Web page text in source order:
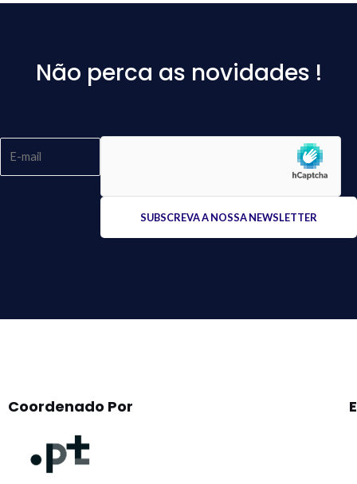
Não perca as novidades !
Coordenado Por